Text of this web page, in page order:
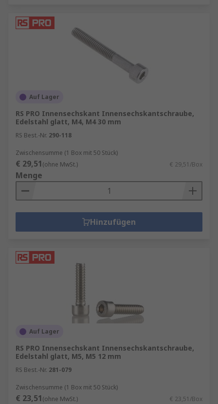
Auf Lager
RS PRO Innensechskant Innensechskantschraube,
Edelstahl glatt, M4, M4 30 mm
RS Best.-Nr. 290-118
Zwischensumme (1 Box mit 50 Stück)
€ 29,51(ohne MwSt.) € 29,51/Box
Menge
Hinzufügen
Auf Lager
RS PRO Innensechskant Innensechskantschraube,
Edelstahl glatt, M5, M5 12 mm
RS Best.-Nr. 281-079
Zwischensumme (1 Box mit 50 Stück)
€ 23,51(ohne MwSt.) € 23,51/Box